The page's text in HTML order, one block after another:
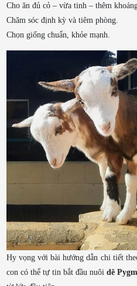
Cho ăn đủ cỏ – vừa tinh – thêm
Chăm sóc định kỳ và tiêm phòng.
Chọn giống chuẩn, khỏe mạnh.
Hy vọng với bài hướng dẫn chi tiết
con có thể tự tin bắt đầu nuôidê